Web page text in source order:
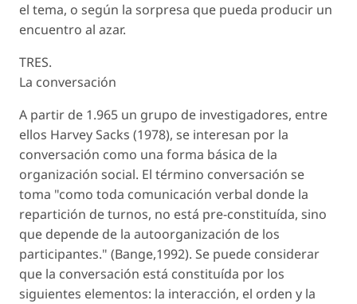
el tema, o según la sorpresa que pueda producir un
encuentro al azar.
TRES.
La conversación
A partir de 1.965 un grupo de investigadores, entre
ellos Harvey Sacks (1978), se interesan por la
conversación como una forma básica de la
organización social. El término conversación se
toma "como toda comunicación verbal donde la
repartición de turnos, no está pre-constituída, sino
que depende de la autoorganización de los
participantes." (Bange,1992). Se puede considerar
que la conversación está constituída por los
siguientes elementos: la interacción, el orden y la